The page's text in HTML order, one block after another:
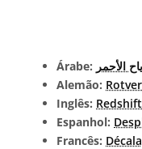
Árabe: الأحمر
Alemão:
Inglês: Redshift
Espanhol:
Francês: